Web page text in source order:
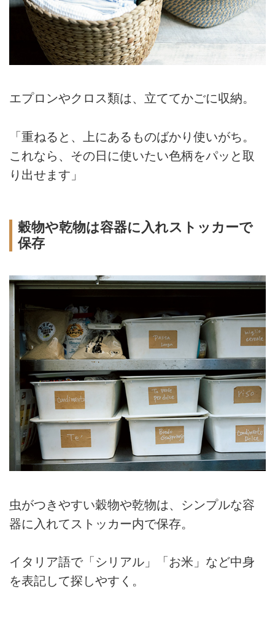
エプロンやクロス類は、立ててかごに収納。
「重ねると、上にあるものばかり使いがち。
これなら、その日に使いたい色柄をパッと取
り出せます」
穀物や乾物は容器に入れストッカーで
保存
虫がつきやすい穀物や乾物は、シンプルな容
器に入れてストッカー内で保存。
イタリア語で「シリアル」「お米」など中身
を表記して探しやすく。